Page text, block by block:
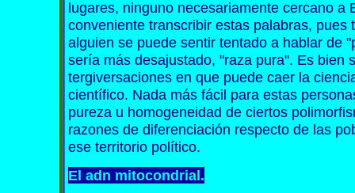
lugares, ninguno necesariamente cercano a
conveniente transcribir estas palabras, pues
alguien se puede sentir tentado a hablar de
sería más desajustado, "raza pura". Es bien
tergiversaciones en que puede caer la
científico. Nada más fácil para estas
pureza u homogeneidad de ciertos
razones de diferenciación respecto de las
ese territorio político.
El adn mitocondrial.